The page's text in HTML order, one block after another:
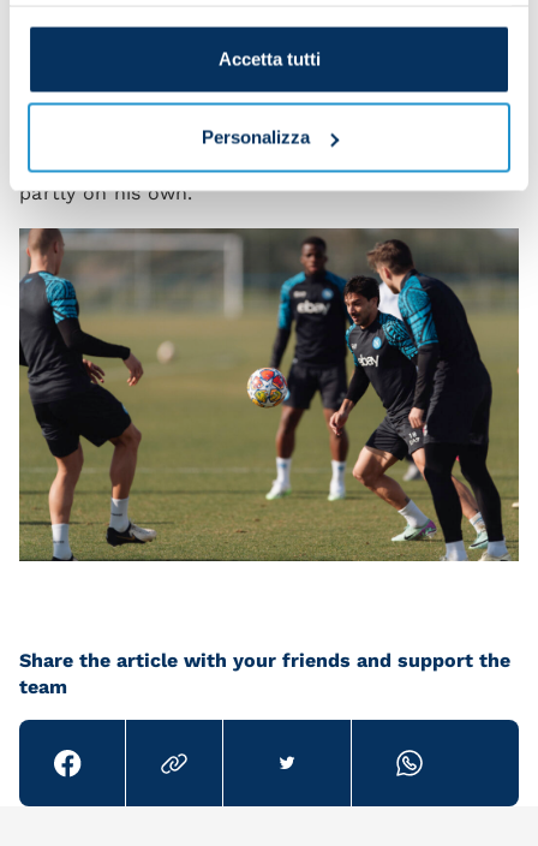
Accetta tutti
Personalizza
partly on his own.
Share the article with your friends and support the
team